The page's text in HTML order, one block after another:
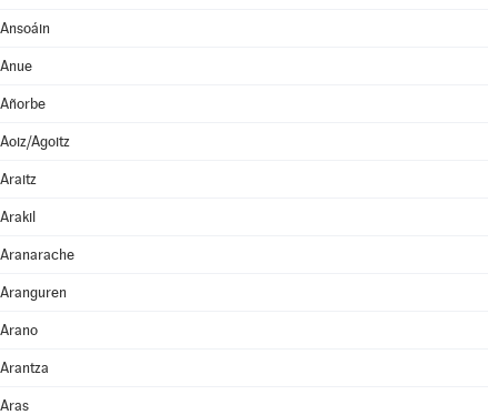
Ansoáin
Anue
Añorbe
Aoiz/Agoitz
Araitz
Arakil
Aranarache
Aranguren
Arano
Arantza
Aras